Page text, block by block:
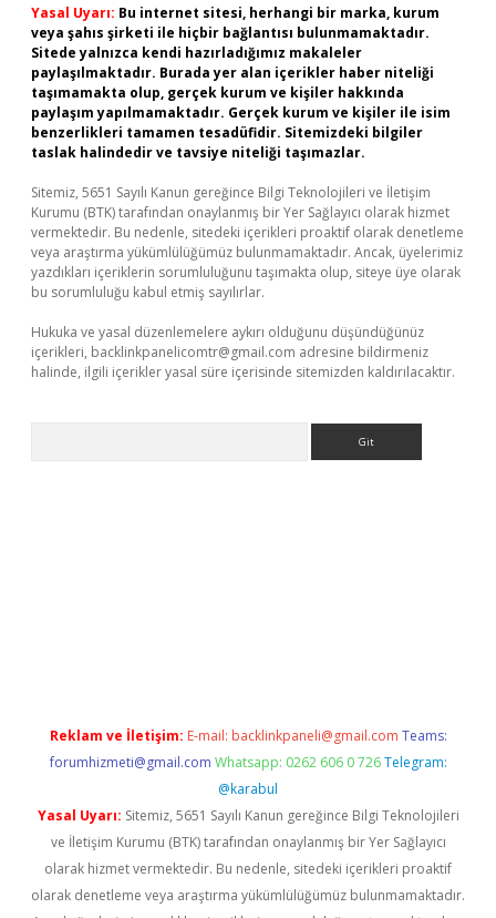
Yasal Uyarı: Bu internet sitesi, herhangi bir marka, kurum
veya şahıs şirketi ile hiçbir bağlantısı bulunmamaktadır.
Sitede yalnızca kendi hazırladığımız makaleler
paylaşılmaktadır. Burada yer alan içerikler haber niteliği
taşımamakta olup, gerçek kurum ve kişiler hakkında
paylaşım yapılmamaktadır. Gerçek kurum ve kişiler ile isim
benzerlikleri tamamen tesadüfidir. Sitemizdeki bilgiler
taslak halindedir ve tavsiye niteliği taşımazlar.
Sitemiz, 5651 Sayılı Kanun gereğince Bilgi Teknolojileri ve İletişim
Kurumu (BTK) tarafından onaylanmış bir Yer Sağlayıcı olarak hizmet
vermektedir. Bu nedenle, sitedeki içerikleri proaktif olarak denetleme
veya araştırma yükümlülüğümüz bulunmamaktadır. Ancak, üyelerimiz
yazdıkları içeriklerin sorumluluğunu taşımakta olup, siteye üye olarak
bu sorumluluğu kabul etmiş sayılırlar.
Hukuka ve yasal düzenlemelere aykırı olduğunu düşündüğünüz
içerikleri, backlinkpanelicomtr@gmail.com adresine bildirmeniz
halinde, ilgili içerikler yasal süre içerisinde sitemizden kaldırılacaktır.
Reklam ve İletişim: E-mail: backlinkpaneli@gmail.com Teams:
forumhizmeti@gmail.com Whatsapp: 0262 606 0 726 Telegram:
@karabul
Yasal Uyarı: Sitemiz, 5651 Sayılı Kanun gereğince Bilgi Teknolojileri
ve İletişim Kurumu (BTK) tarafından onaylanmış bir Yer Sağlayıcı
olarak hizmet vermektedir. Bu nedenle, sitedeki içerikleri proaktif
olarak denetleme veya araştırma yükümlülüğümüz bulunmamaktadır.